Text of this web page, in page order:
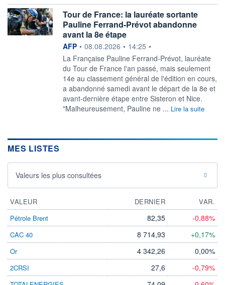
Tour de France: la lauréate sortante
Pauline Ferrand-Prévot abandonne
avant la 8e étape
information fournie par
AFP • 08.08.2026 • 14:25 •
La Française Pauline Ferrand-Prévot, lauréate
du Tour de France l'an passé, mais seulement
14e au classement général de l'édition en cours,
a abandonné samedi avant le départ de la 8e et
avant-dernière étape entre Sisteron et Nice.
"Malheureusement, Pauline ne ... Lire la suite
MES LISTES
Valeurs les plus consultées
VALEUR DERNIER
VAR.
Pétrole Brent
82,35 -0,88%
CAC 40 8 714,93 +0,17%
Or 4 342,26 0,00%
2CRSI 27,6 -0,79%